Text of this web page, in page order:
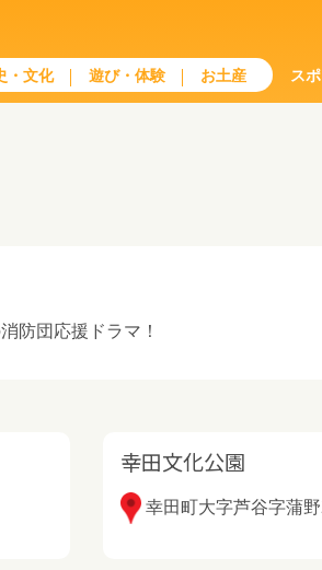
・文化 遊び・体験 お土産 ス
防団応援ドラマ！
幸田文化公園
幸田町大字芦谷字蒲